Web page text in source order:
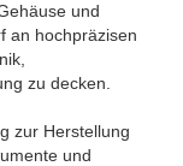
und
an hochpräzisen
zu decken.
zur Herstellung
und